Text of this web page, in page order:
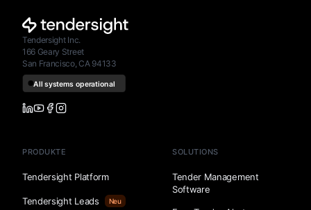
Tendersight Inc.
166 Geary Street
San Francisco, CA 94133
PRODUKTE
Tendersight Platform
Tendersight Leads Neu
SOLUTIONS
Tender Management
Software